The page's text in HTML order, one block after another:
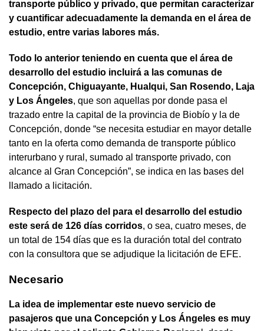
transporte público y privado, que permitan caracterizar
y cuantificar adecuadamente la demanda en el área de
estudio, entre varias labores más.
Todo lo anterior teniendo en cuenta que el área de
desarrollo del estudio incluirá a las comunas de
Concepción, Chiguayante, Hualqui, San Rosendo, Laja
y Los Ángeles, que son aquellas por donde pasa el
trazado entre la capital de la provincia de Biobío y la de
Concepción, donde “se necesita estudiar en mayor detalle
tanto en la oferta como demanda de transporte público
interurbano y rural, sumado al transporte privado, con
alcance al Gran Concepción”, se indica en las bases del
llamado a licitación.
Respecto del plazo del para el desarrollo del estudio
este será de 126 días corridos, o sea, cuatro meses, de
un total de 154 días que es la duración total del contrato
con la consultora que se adjudique la licitación de EFE.
Necesario
La idea de implementar este nuevo servicio de
pasajeros que una Concepción y Los Ángeles es muy